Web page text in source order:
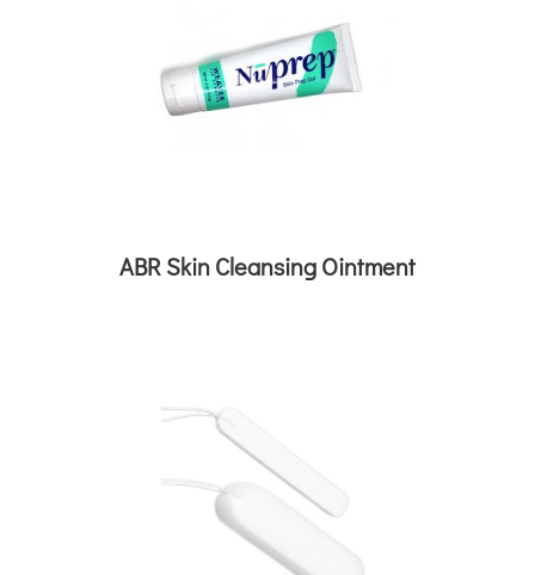
ABR Skin Cleansing Ointment